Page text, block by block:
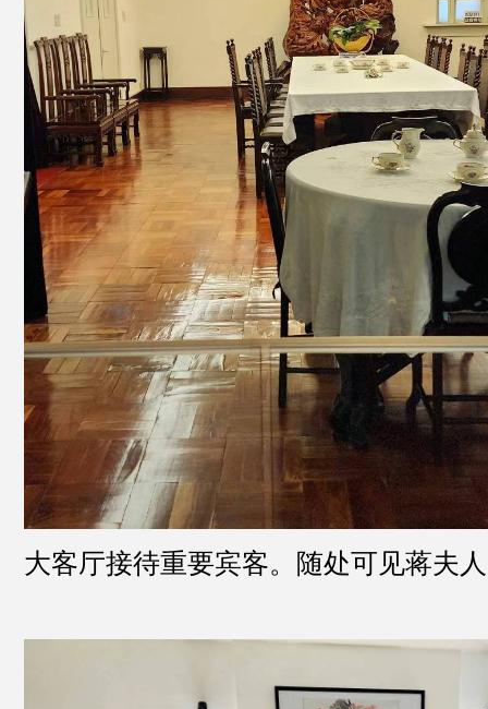
大客厅接待重要宾客。随处可见蒋夫